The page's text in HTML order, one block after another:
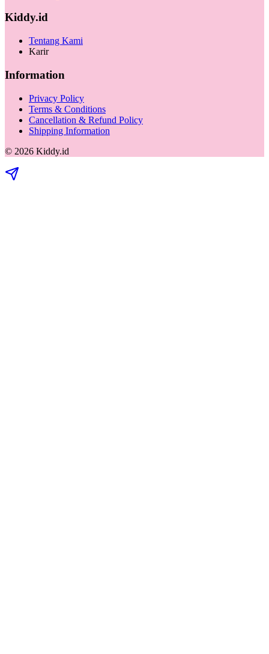
Kiddy.id
Tentang Kami
Karir
Information
Privacy Policy
Terms & Conditions
Cancellation & Refund Policy
Shipping Information
© 2026 Kiddy.id